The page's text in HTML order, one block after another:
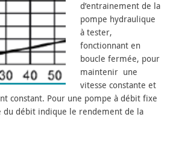
d’entrainement de la
pompe hydraulique
à tester,
fonctionnant en
boucle fermée, pour
maintenir une
vitesse constante et
constant. Pour une pompe à débit fixe
du débit indique le rendement de la